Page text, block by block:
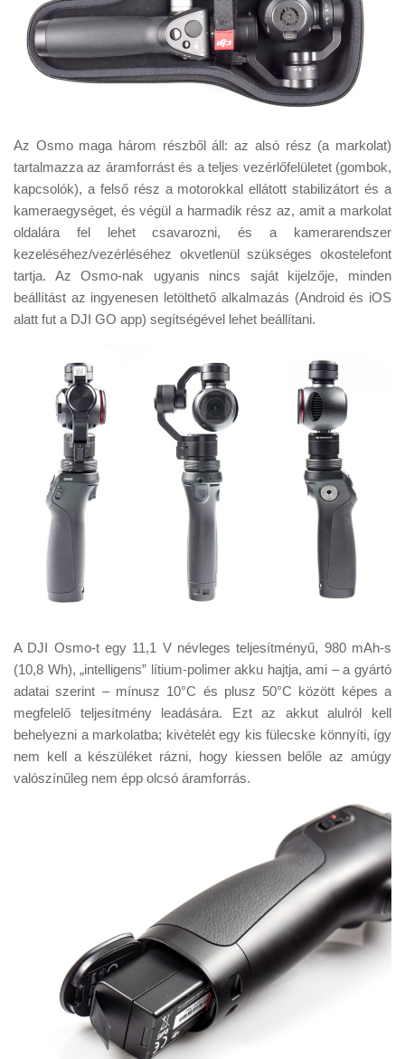
Az Osmo maga három részből áll: az alsó rész (a markolat)
tartalmazza az áramforrást és a teljes vezérlőfelületet (gombok,
kapcsolók), a felső rész a motorokkal ellátott stabilizátort és a
kameraegységet, és végül a harmadik rész az, amit a markolat
oldalára fel lehet csavarozni, és a kamerarendszer
kezeléséhez/vezérléséhez okvetlenül szükséges okostelefont
tartja. Az Osmo-nak ugyanis nincs saját kijelzője, minden
beállítást az ingyenesen letölthető alkalmazás (Android és iOS
alatt fut a DJI GO app) segítségével lehet beállítani.
A DJI Osmo-t egy 11,1 V névleges teljesítményű, 980 mAh-s
(10,8 Wh), „intelligens” lítium-polimer akku hajtja, ami – a gyártó
adatai szerint – mínusz 10°C és plusz 50°C között képes a
megfelelő teljesítmény leadására. Ezt az akkut alulról kell
behelyezni a markolatba; kivételét egy kis fülecske könnyíti, így
nem kell a készüléket rázni, hogy kiessen belőle az amúgy
valószínűleg nem épp olcsó áramforrás.